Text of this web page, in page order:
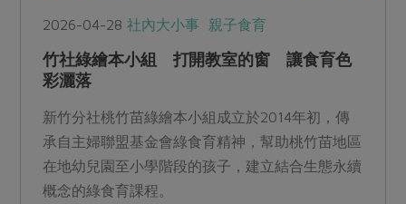
2026-04-28社內大小事 親子食育
竹社綠繪本小組 打開教室的窗 讓食育色
彩灑落
新竹分社桃竹苗綠繪本小組成立於2014年初，傳
承自主婦聯盟基金會綠食育精神，幫助桃竹苗地區
在地幼兒園至小學階段的孩子，建立結合生態永續
概念的綠食育課程。